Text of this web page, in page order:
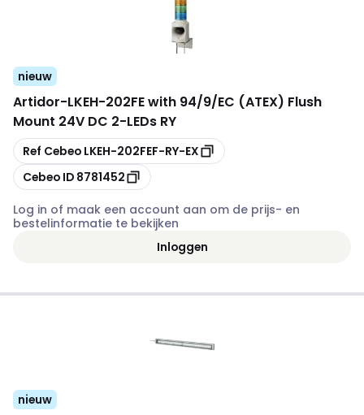
nieuw
Artidor-LKEH-202FE with 94/9/EC (ATEX) Flush
Mount 24V DC 2-LEDs RY
Kopiëren
Ref Cebeo LKEH-202FEF-RY-EX
Kopiëren
Cebeo ID 8781452
Log in of maak een account aan om de prijs- en
bestelinformatie te bekijken
Inloggen
nieuw